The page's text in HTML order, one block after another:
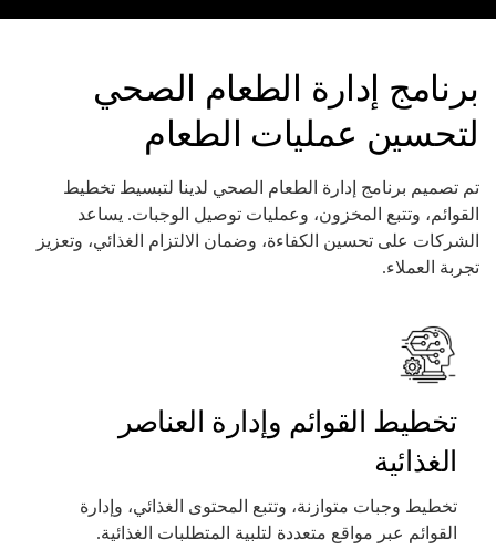
برنامج إدارة الطعام الصحي
لتحسين عمليات الطعام
تم تصميم برنامج إدارة الطعام الصحي لدينا لتبسيط تخطيط
القوائم، وتتبع المخزون، وعمليات توصيل الوجبات. يساعد
الشركات على تحسين الكفاءة، وضمان الالتزام الغذائي، وتعزيز
تجربة العملاء.
تخطيط القوائم وإدارة العناصر
الغذائية
تخطيط وجبات متوازنة، وتتبع المحتوى الغذائي، وإدارة
القوائم عبر مواقع متعددة لتلبية المتطلبات الغذائية.